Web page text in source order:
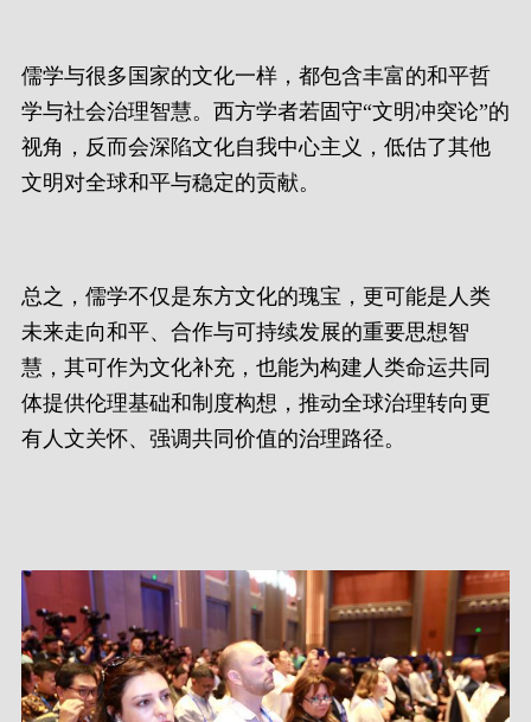
儒学与很多国家的文化一样，都包含丰富的和平哲
学与社会治理智慧。西方学者若固守“文明冲突论”的
视角，反而会深陷文化自我中心主义，低估了其他
文明对全球和平与稳定的贡献。
总之，儒学不仅是东方文化的瑰宝，更可能是人类
未来走向和平、合作与可持续发展的重要思想智
慧，其可作为文化补充，也能为构建人类命运共同
体提供伦理基础和制度构想，推动全球治理转向更
有人文关怀、强调共同价值的治理路径。